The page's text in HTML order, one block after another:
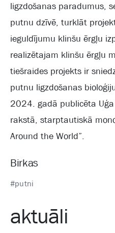
ligzdošanas paradumus,
putnu dzīvē, turklāt
ieguldījumu klinšu ērgļu
realizētajam klinšu ērgļu
tiešraides projekts ir
putnu ligzdošanas
2024. gadā publicēta
rakstā, starptautiskā
Around the World”.
Birkas
#putni
aktuāli